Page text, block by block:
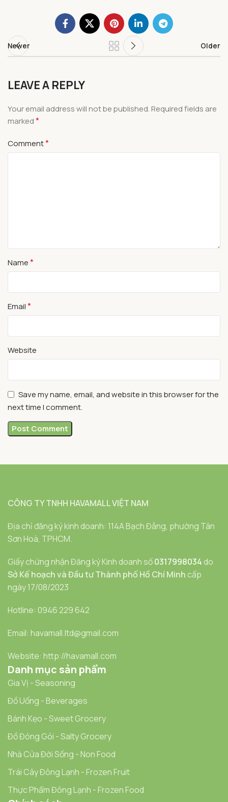
Newer Older
LEAVE A REPLY
Your email address will not be published. Required fields are
marked*
Comment*
Name*
Email*
Website
Save my name, email, and website in this browser for the
next time I comment.
CÔNG TY TNHH HAVAMALL VIỆT NAM
Địa chỉ đăng ký kinh doanh: 114A Bạch Đằng, phường Tân
Sơn Hoà, TPHCM.
Giấy chứng nhận Đăng ký Kinh doanh số0317998034 do
Sở Kế hoạch và Đầu tư Thành phố Hồ Chí Minh cấp
ngày 17/08/2023
Hotline: 0946 229 642
Email: havamall.ltd@gmail.com
Website: http://havamall.com
Danh mục sản phẩm
Gia Vị - Seasoning
Đồ Uống - Beverages
Bánh Kẹo - Sweet Grocery
Đồ Đóng Gói - Salty Grocery
Nhà Cửa Đời Sống - Non Food
Trái Cây Đông Lạnh - Frozen Fruit
Thực Phẩm Đông Lạnh - Frozen Food